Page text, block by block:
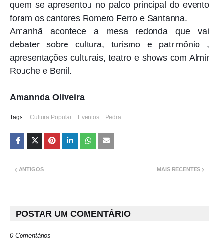
quem se apresentou no palco principal do evento
foram os cantores Romero Ferro e Santanna.
Amanhã acontece a mesa redonda que vai
debater sobre cultura, turismo e patrimônio ,
apresentações culturais, teatro e shows com Almir
Rouche e Benil.
Amannda Oliveira
Tags: Cultura Popular Eventos Pedra.
MAIS RECENTES
ANTIGOS
POSTAR UM COMENTÁRIO
0 Comentários